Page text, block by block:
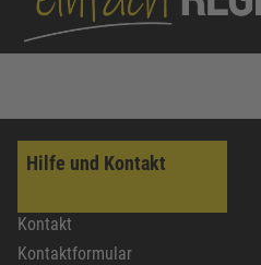
Hilfe und Kontakt
Kontakt
Kontaktformular